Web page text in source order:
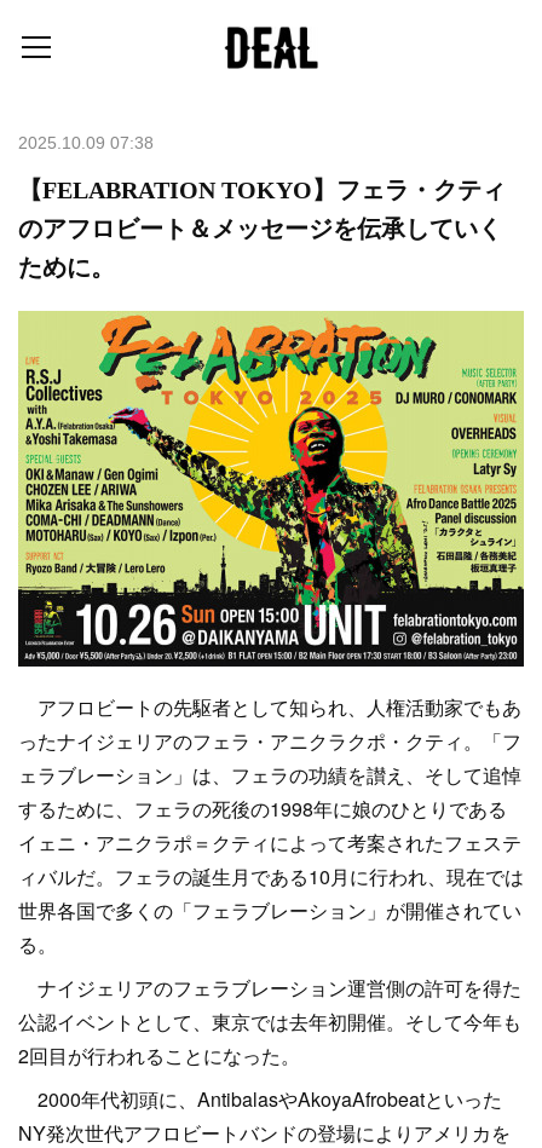
2025.10.09 07:38
【FELABRATION TOKYO】フェラ・クティ
のアフロビート＆メッセージを伝承していく
ために。
アフロビートの先駆者として知られ、人権活動家でもあ
ったナイジェリアのフェラ・アニクラクポ・クティ。「フ
ェラブレーション」は、フェラの功績を讃え、そして追悼
するために、フェラの死後の1998年に娘のひとりである
イェニ・アニクラポ＝クティによって考案されたフェステ
ィバルだ。フェラの誕生月である10月に行われ、現在では
世界各国で多くの「フェラブレーション」が開催されてい
る。
ナイジェリアのフェラブレーション運営側の許可を得た
公認イベントとして、東京では去年初開催。そして今年も
2回目が行われることになった。
2000年代初頭に、AntibalasやAkoyaAfrobeatといった
NY発次世代アフロビートバンドの登場によりアメリカを